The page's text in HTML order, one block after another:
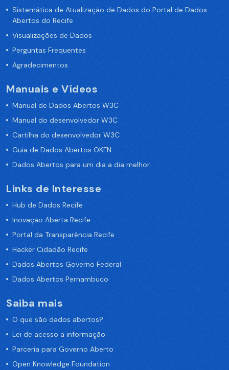
Sistemática de Atualização de Dados do Portal de Dados
Abertos do Recife
Visualizações de Dados
Perguntas Frequentes
Agradecimentos
Manuais e Vídeos
Manual de Dados Abertos W3C
Manual do desenvolvedor W3C
Cartilha do desenvolvedor W3C
Guia de Dados Abertos OKFN
Dados Abertos para um dia a dia melhor
Links de Interesse
Hub de Dados Recife
Inovação Aberta Recife
Portal da Transparência Recife
Hacker Cidadão Recife
Dados Abertos Governo Federal
Dados Abertos Pernambuco
Saiba mais
O que são dados abertos?
Lei de acesso a informação
Parceria para Governo Aberto
Open Knowledge Foundation